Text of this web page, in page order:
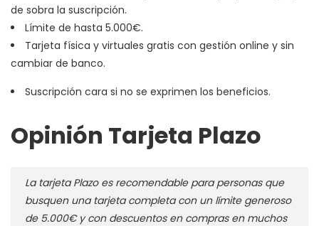
de sobra la suscripción.
Límite de hasta 5.000€.
Tarjeta física y virtuales gratis con gestión online y sin
cambiar de banco.
Suscripción cara si no se exprimen los beneficios.
Opinión Tarjeta Plazo
La tarjeta Plazo es recomendable para personas que
busquen una tarjeta completa con un límite generoso
de 5.000€ y con descuentos en compras en muchos